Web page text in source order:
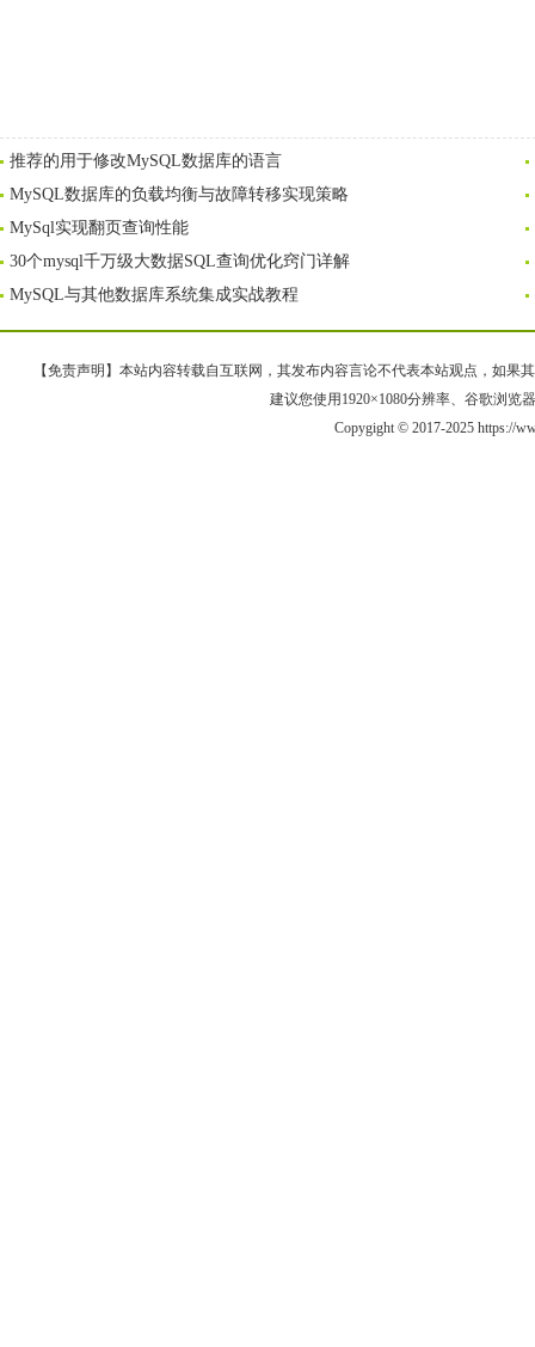
推荐的用于修改MySQL数据库的语言
MySQL数据库的负载均衡与故障转移实现策略
MySql实现翻页查询性能
30个mysql千万级大数据SQL查询优化窍门详解
MySQL与其他数据库系统集成实战教程
【免责声明】本站内容转载自互联网，其发布内容言论不代表本站观点，如果
建议您使用1920×1080分辨率、谷歌浏览
Copygight © 2017-2025 https://